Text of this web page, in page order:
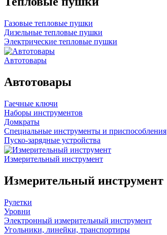
Газовые тепловые пушки
Дизельные тепловые пушки
Электрические тепловые пушки
Автотовары
Автотовары
Гаечные ключи
Наборы инструментов
Домкраты
Специальные инструменты и приспособления
Пуско-зарядные устройства
Измерительный инструмент
Измерительный инструмент
Рулетки
Уровни
Электронный измерительный инструмент
Угольники, линейки, транспортиры